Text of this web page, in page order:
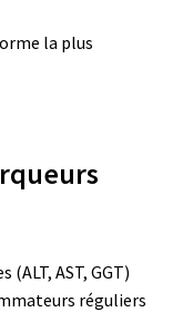
la plus
(ALT, AST, GGT)
réguliers